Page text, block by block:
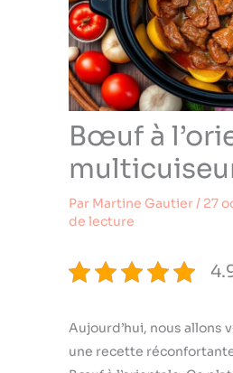
Bœuf à
Par Martine Gautier/ 27
de lecture
Aujourd’hui, nous allons
une recette